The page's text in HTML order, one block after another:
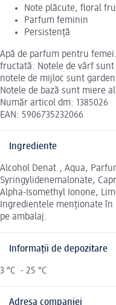
Note plăcute, floral
Parfum feminin
Persistență
Apă de parfum pentru
fructată. Notele de vârf
notele de mijloc sunt
Notele de bază sunt miere
Număr articol dm: 1385026
EAN: 5906735232066
Ingrediente
Alcohol Denat., Aqua,
Syringylidenemalonate,
Alpha-Isomethyl Ionone,
Ingredientele menționate în
pe ambalaj.
Informații de depozitare
3 °C - 25 °C
Adresa companiei